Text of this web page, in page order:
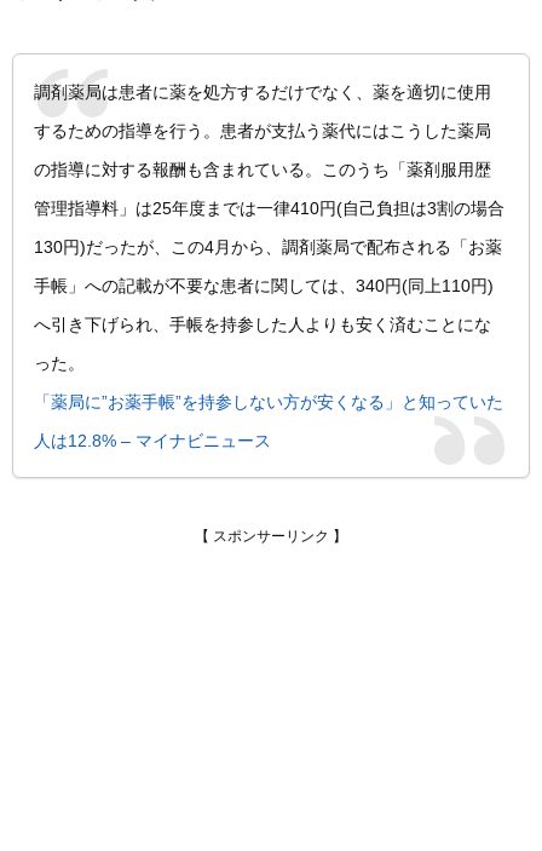
調剤薬局は患者に薬を処方するだけでなく、薬を適切に使用
するための指導を行う。患者が支払う薬代にはこうした薬局
の指導に対する報酬も含まれている。このうち「薬剤服用歴
管理指導料」は25年度までは一律410円(自己負担は3割の場合
130円)だったが、この4月から、調剤薬局で配布される「お薬
手帳」への記載が不要な患者に関しては、340円(同上110円)
へ引き下げられ、手帳を持参した人よりも安く済むことにな
った。
「薬局に”お薬手帳”を持参しない方が安くなる」と知っていた
人は12.8% – マイナビニュース